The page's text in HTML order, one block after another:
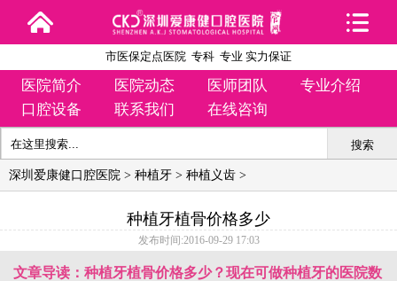
市医保定点医院 专科 专业 实力保证
医院简介 医院动态 医师团队
专业介绍
口腔设备
联系我们 在线咨询
搜索
深圳爱康健口腔医院 > 种植牙 > 种植义齿 >
种植牙植骨价格多少
发布时间:2016-09-29 17:03
文章导读：种植牙植骨价格多少？现在可做种植牙的医院数